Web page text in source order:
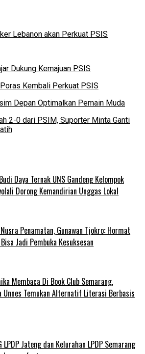
Lebanon akan Perkuat PSIS
Dukung Kemajuan PSIS
Kembali Perkuat PSIS
Depan Optimalkan Pemain Muda
2-0 dari PSIM, Suporter Minta Ganti
Daya Ternak UNS Gandeng Kelompok
Dorong Kemandirian Unggas Lokal
Penamatan, Gunawan Tjokro: Hormat
Jadi Pembuka Kesuksesan
Membaca Di Book Club Semarang,
Unnes Temukan Alternatif Literasi Berbasis
LPDP Jateng dan Kelurahan LPDP Semarang